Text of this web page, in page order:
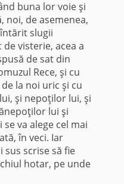
buna lor voie şi
noi, de asemenea,
slugii
visterie, acea a
de sat din
Rece, şi cu
la noi uric şi cu
şi nepoţilor lui, şi
lui şi
va alege cel mai
în veci. Iar
scrise să fie
hotar, pe unde